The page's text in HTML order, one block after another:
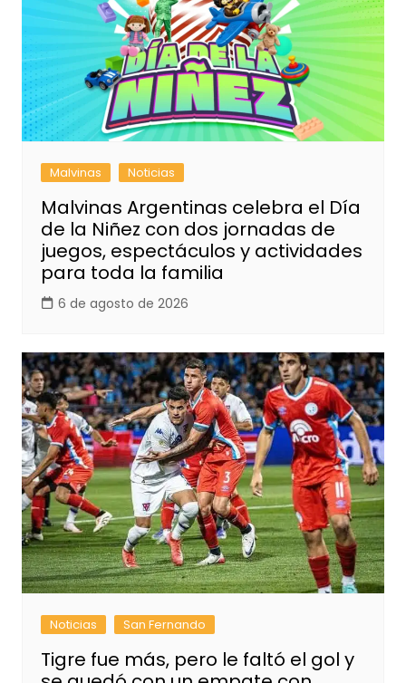
Malvinas Noticias
Malvinas Argentinas celebra el Día
de la Niñez con dos jornadas de
juegos, espectáculos y actividades
para toda la familia
6 de agosto de 2026
Noticias San Fernando
Tigre fue más, pero le faltó el gol y